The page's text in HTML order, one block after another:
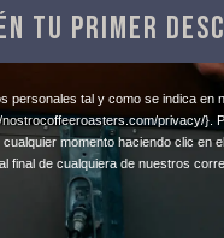
TU PRIMER
personales tal y como se indica en
nostrocoffeeroasters.com/privacy/} .
momento haciendo clic en
final de cualquiera de nuestros